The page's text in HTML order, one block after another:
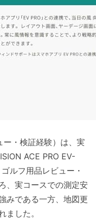
ー・検証経験）は、実
ACE PRO EV-
ルフ用品レビュー・
、実コースでの測定安
みである一方、地図更
ました。